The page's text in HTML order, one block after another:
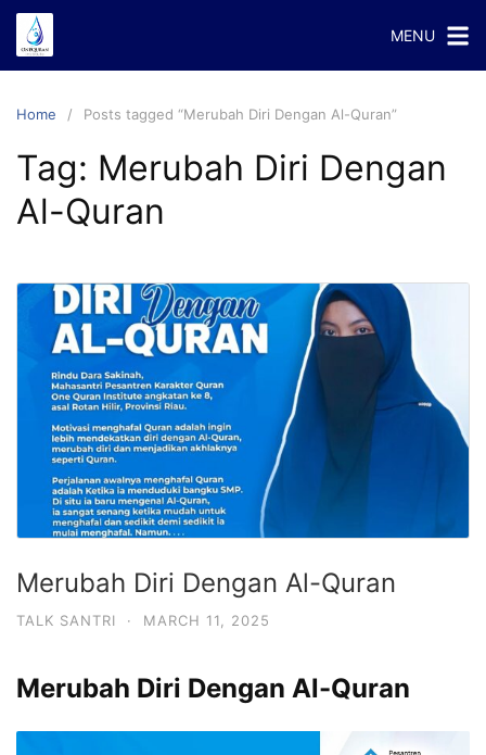
Skip
content
MENU
Home Posts tagged “Merubah Diri Dengan Al-Quran”
Tag: Merubah Diri Dengan
Al-Quran
Merubah Diri Dengan Al-Quran
TALK SANTRI · MARCH 11, 2025
Merubah Diri Dengan Al-Quran